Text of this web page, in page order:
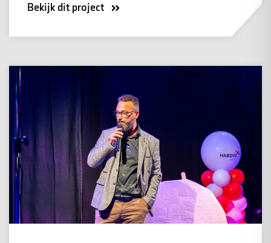
Bekijk dit project